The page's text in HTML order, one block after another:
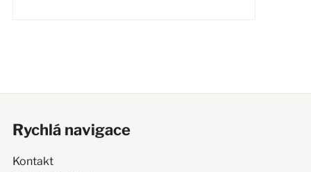
Rychlá navigace
Kontakt